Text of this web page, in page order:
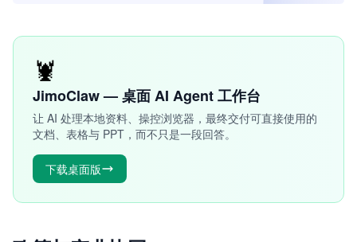
🦞
JimoClaw — 桌面 AI Agent 工作台
让 AI 处理本地资料、操控浏览器，最终交付可直接使用的
文档、表格与 PPT，而不只是一段回答。
下载桌面版